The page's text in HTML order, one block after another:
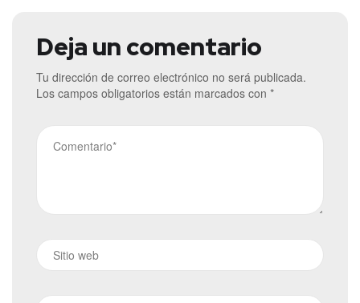
Deja un comentario
Tu dirección de correo electrónico no será publicada.
Los campos obligatorios están marcados con *